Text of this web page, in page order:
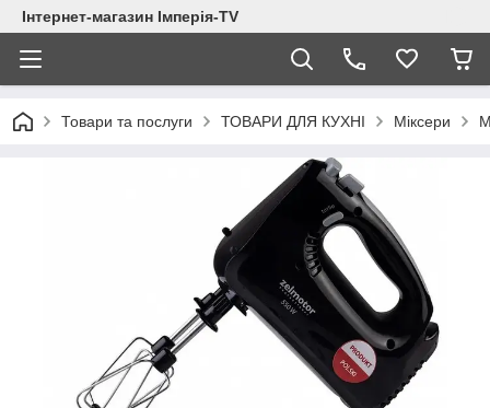
Інтернет-магазин Імперія-TV
Товари та послуги ТОВАРИ ДЛЯ КУХНІ Міксери